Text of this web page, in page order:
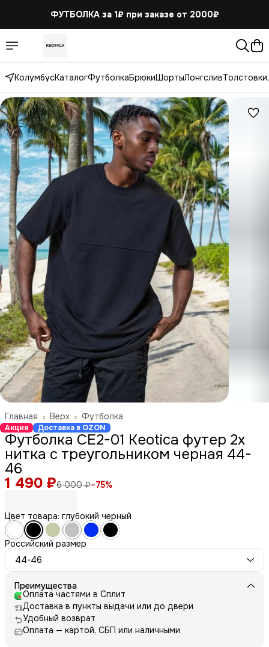
ФУТБОЛКА за 1₽ при заказе от 2000₽
КолумбусКаталогФутболкаБрюкиШортыЛонгслив
Футболка
Верх ›
Главная ›
Акция Доставка в OZON
Футболка СЕ2-01 Keotica футер 2х
нитка с треугольником черная 44-
46
1 490 ₽6 000 ₽−75%
Цвет товара: глубокий черный
Российский размер
44-46
Преимущества
Оплата частями в Сплит
Доставка в пункты выдачи или до двери
Удобный возврат
Оплата — картой, СБП или наличными